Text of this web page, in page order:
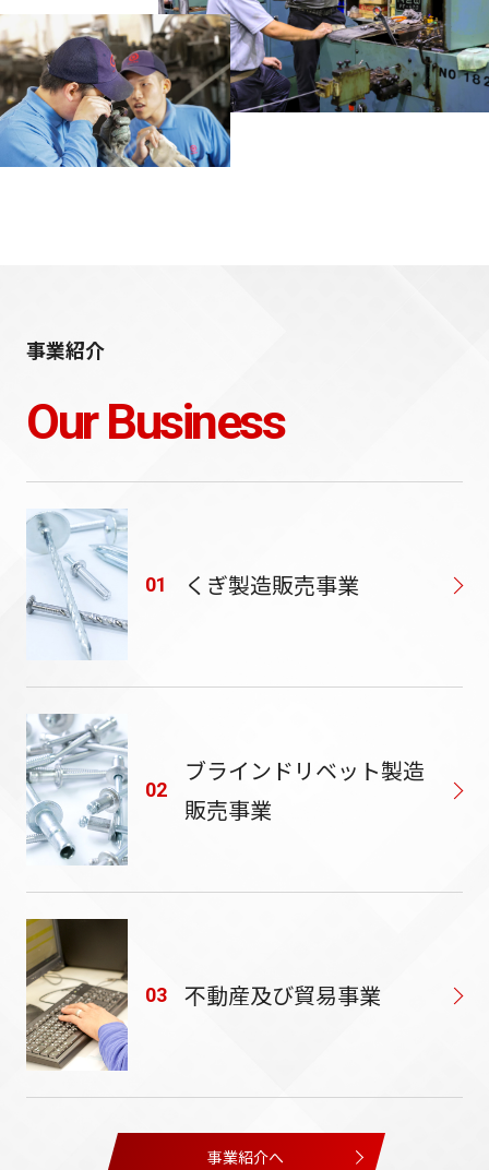
事業紹介
Our Business
01 くぎ製造販売事業
02
ブラインドリベット製造
販売事業
03 不動産及び貿易事業
事業紹介へ